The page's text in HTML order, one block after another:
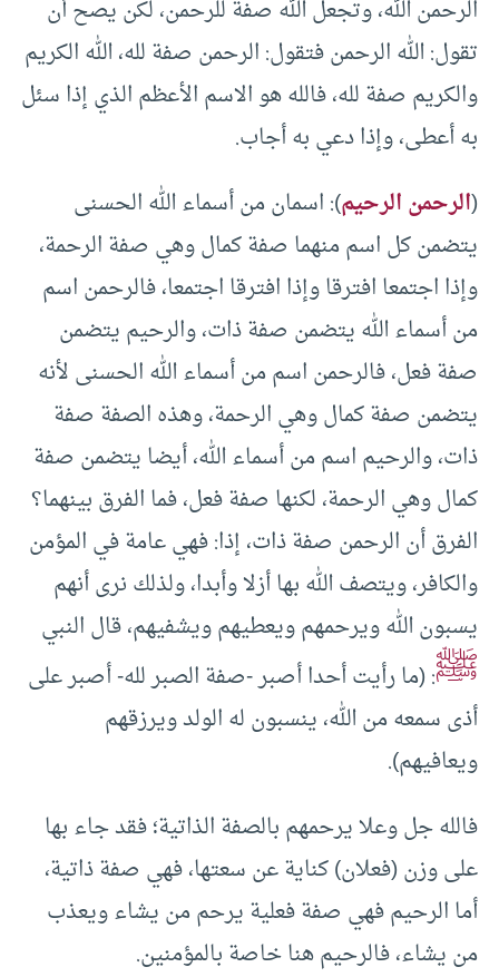
الرحمن الله، وتجعل الله صفة للرحمن، لكن يصح أن
تقول: الله الرحمن فتقول: الرحمن صفة لله، الله الكريم
والكريم صفة لله، فالله هو الاسم الأعظم الذي إذا سئل
به أعطى، وإذا دعي به أجاب.
(الرحمن الرحيم): اسمان من أسماء الله الحسنى
يتضمن كل اسم منهما صفة كمال وهي صفة الرحمة،
وإذا اجتمعا افترقا وإذا افترقا اجتمعا، فالرحمن اسم
من أسماء الله يتضمن صفة ذات، والرحيم يتضمن
صفة فعل، فالرحمن اسم من أسماء الله الحسنى لأنه
يتضمن صفة كمال وهي الرحمة، وهذه الصفة صفة
ذات، والرحيم اسم من أسماء الله، أيضا يتضمن صفة
كمال وهي الرحمة، لكنها صفة فعل، فما الفرق بينهما؟
الفرق أن الرحمن صفة ذات، إذا: فهي عامة في المؤمن
والكافر، ويتصف الله بها أزلا وأبدا، ولذلك نرى أنهم
يسبون الله ويرحمهم ويعطيهم ويشفيهم، قال النبي
ﷺ: (ما رأيت أحدا أصبر -صفة الصبر لله- أصبر على
أذى سمعه من الله، ينسبون له الولد ويرزقهم
ويعافيهم).
فالله جل وعلا يرحمهم بالصفة الذاتية؛ فقد جاء بها
على وزن (فعلان) كناية عن سعتها، فهي صفة ذاتية،
أما الرحيم فهي صفة فعلية يرحم من يشاء ويعذب
من يشاء، فالرحيم هنا خاصة بالمؤمنين.